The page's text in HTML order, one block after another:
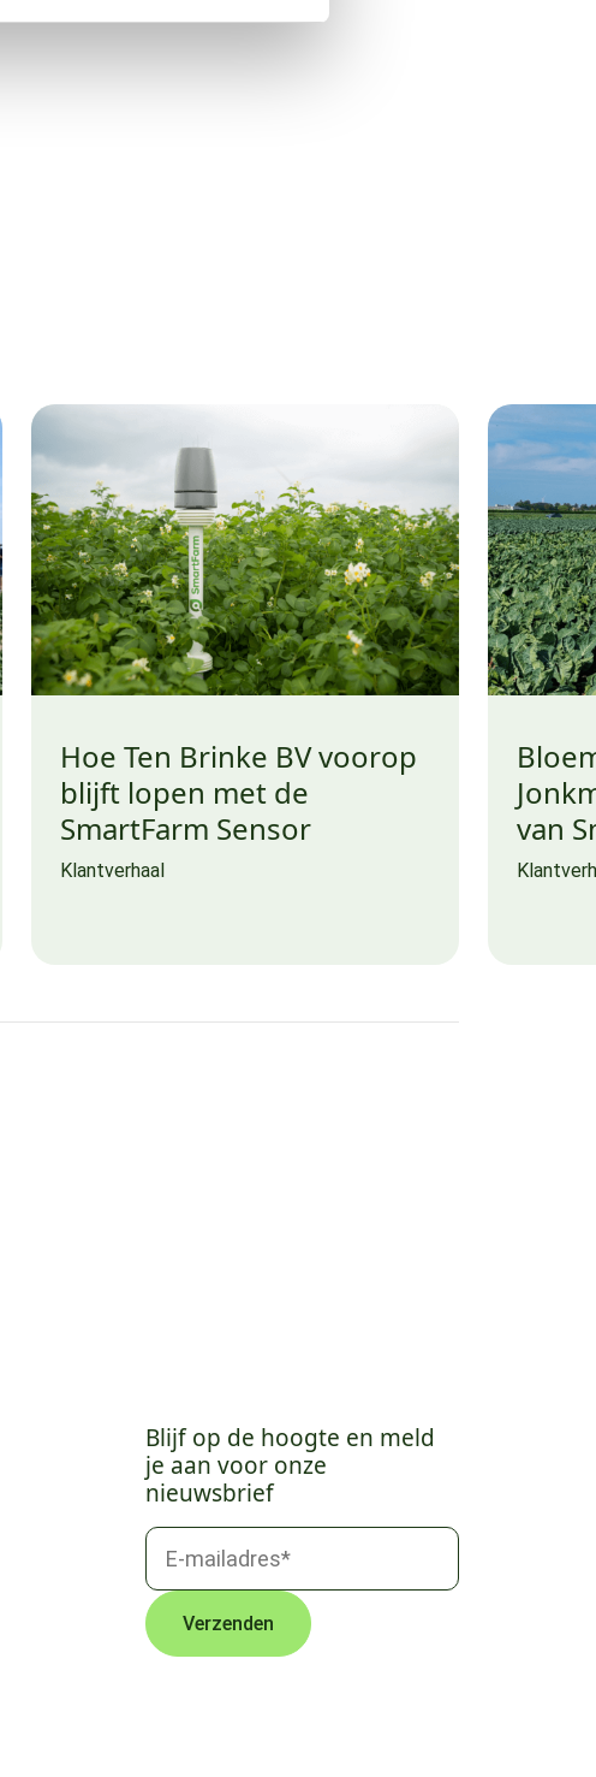
Hoe Ten Brinke BV voorop
blijft lopen met de
SmartFarm Sensor
Klantverhaal
van
Blijf op de hoogte en meld
je aan voor onze
nieuwsbrief